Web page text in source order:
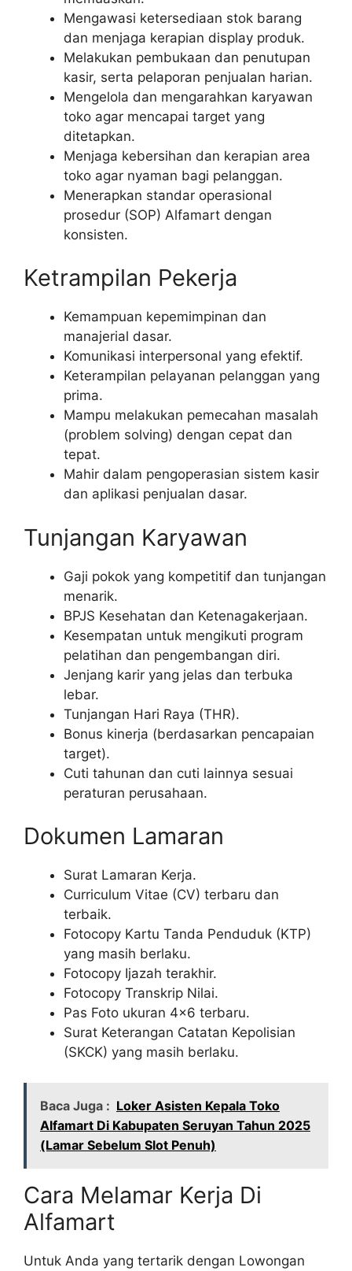
Mengawasi ketersediaan stok barang
dan menjaga kerapian display produk.
Melakukan pembukaan dan penutupan
kasir, serta pelaporan penjualan harian.
Mengelola dan mengarahkan karyawan
toko agar mencapai target yang
ditetapkan.
Menjaga kebersihan dan kerapian area
toko agar nyaman bagi pelanggan.
Menerapkan standar operasional
prosedur (SOP) Alfamart dengan
konsisten.
Ketrampilan Pekerja
Kemampuan kepemimpinan dan
manajerial dasar.
Komunikasi interpersonal yang efektif.
Keterampilan pelayanan pelanggan yang
prima.
Mampu melakukan pemecahan masalah
(problem solving) dengan cepat dan
tepat.
Mahir dalam pengoperasian sistem kasir
dan aplikasi penjualan dasar.
Tunjangan Karyawan
Gaji pokok yang kompetitif dan tunjangan
menarik.
BPJS Kesehatan dan Ketenagakerjaan.
Kesempatan untuk mengikuti program
pelatihan dan pengembangan diri.
Jenjang karir yang jelas dan terbuka
lebar.
Tunjangan Hari Raya (THR).
Bonus kinerja (berdasarkan pencapaian
target).
Cuti tahunan dan cuti lainnya sesuai
peraturan perusahaan.
Dokumen Lamaran
Surat Lamaran Kerja.
Curriculum Vitae (CV) terbaru dan
terbaik.
Fotocopy Kartu Tanda Penduduk (KTP)
yang masih berlaku.
Fotocopy Ijazah terakhir.
Fotocopy Transkrip Nilai.
Pas Foto ukuran 4×6 terbaru.
Surat Keterangan Catatan Kepolisian
(SKCK) yang masih berlaku.
Baca Juga : Loker Asisten Kepala Toko
Alfamart Di Kabupaten Seruyan Tahun 2025
(Lamar Sebelum Slot Penuh)
Cara Melamar Kerja Di
Alfamart
Untuk Anda yang tertarik dengan Lowongan